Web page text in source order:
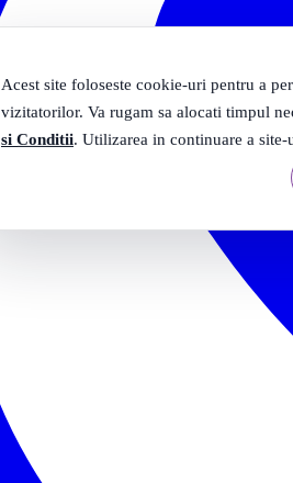
Acest site foloseste cookie-uri pentru a
vizitatorilor. Va rugam sa alocati timpul
si Conditii. Utilizarea in continuare a